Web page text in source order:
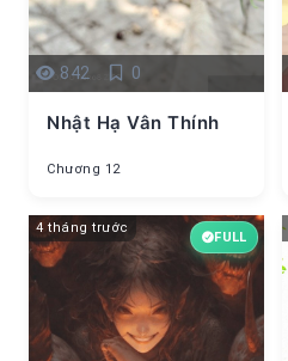
842 0
Nhật Hạ Vân Thính
Chương 12
4 tháng trước
FULL